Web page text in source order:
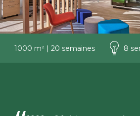
1000 m² | 20 semaines 8